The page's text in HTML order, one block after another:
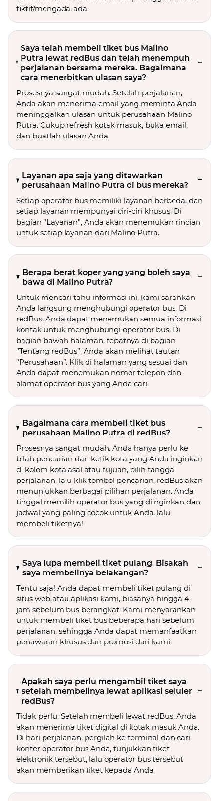
fiktif/mengada-ada.
Saya telah membeli tiket bus Malino
Putra lewat redBus dan telah menempuh
perjalanan bersama mereka. Bagaimana
cara menerbitkan ulasan saya?
Prosesnya sangat mudah. Setelah perjalanan,
Anda akan menerima email yang meminta Anda
meninggalkan ulasan untuk perusahaan Malino
Putra. Cukup refresh kotak masuk, buka email,
dan buatlah ulasan Anda.
Layanan apa saja yang ditawarkan
perusahaan Malino Putra di bus mereka?
Setiap operator bus memiliki layanan berbeda, dan
setiap layanan mempunyai ciri-ciri khusus. Di
bagian “Layanan”, Anda akan menemukan rincian
untuk setiap layanan dari Malino Putra.
Berapa berat koper yang yang boleh saya
bawa di Malino Putra?
Untuk mencari tahu informasi ini, kami sarankan
Anda langsung menghubungi operator bus. Di
redBus, Anda dapat menemukan semua informasi
kontak untuk menghubungi operator bus. Di
bagian bawah halaman, tepatnya di bagian
“Tentang redBus”, Anda akan melihat tautan
“Perusahaan”. Klik di halaman yang sesuai dan
Anda dapat menemukan nomor telepon dan
alamat operator bus yang Anda cari.
Bagaimana cara membeli tiket bus
perusahaan Malino Putra di redBus?
Prosesnya sangat mudah. Anda hanya perlu ke
bilah pencarian dan ketik kota yang Anda inginkan
di kolom kota asal atau tujuan, pilih tanggal
perjalanan, lalu klik tombol pencarian. redBus akan
menunjukkan berbagai pilihan perjalanan. Anda
tinggal memilih operator bus yang diinginkan dan
jadwal yang paling cocok untuk Anda, lalu
membeli tiketnya!
Saya lupa membeli tiket pulang. Bisakah
saya membelinya belakangan?
Tentu saja! Anda dapat membeli tiket pulang di
situs web atau aplikasi kami, biasanya hingga 4
jam sebelum bus berangkat. Kami menyarankan
untuk membeli tiket bus beberapa hari sebelum
perjalanan, sehingga Anda dapat memanfaatkan
penawaran khusus dan promosi dari kami.
Apakah saya perlu mengambil tiket saya
setelah membelinya lewat aplikasi seluler
redBus?
Tidak perlu. Setelah membeli lewat redBus, Anda
akan menerima tiket digital di kotak masuk Anda.
Di hari perjalanan, pergilah ke terminal dan cari
konter operator bus Anda, tunjukkan tiket
elektronik tersebut, lalu operator bus tersebut
akan memberikan tiket kepada Anda.